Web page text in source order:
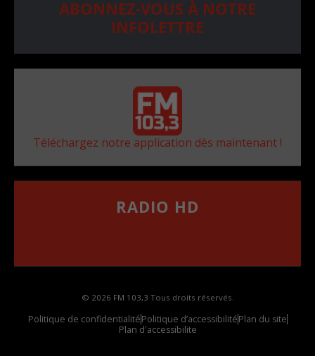
ABONNEZ-VOUS À NOTRE
INFOLETTRE
Téléchargez notre application dès maintenant !
RADIO HD
© 2026 FM 103,3 Tous droits réservés.
Politique de confidentialitéPolitique d’accessibilitéPlan du site
Plan d'accessibilite